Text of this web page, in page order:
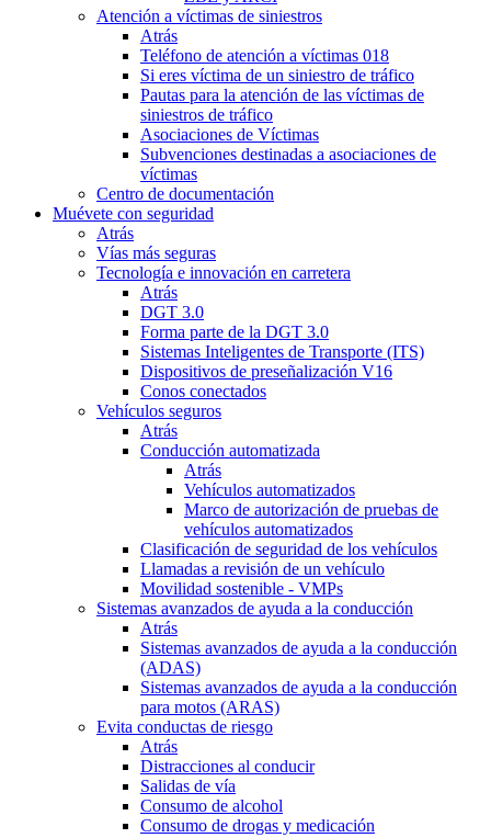
Atención a víctimas de siniestros
Atrás
Teléfono de atención a víctimas 018
Si eres víctima de un siniestro de tráfico
Pautas para la atención de las víctimas de
siniestros de tráfico
Asociaciones de Víctimas
Subvenciones destinadas a asociaciones de
víctimas
Centro de documentación
Muévete con seguridad
Atrás
Vías más seguras
Tecnología e innovación en carretera
Atrás
DGT 3.0
Forma parte de la DGT 3.0
Sistemas Inteligentes de Transporte (ITS)
Dispositivos de preseñalización V16
Conos conectados
Vehículos seguros
Atrás
Conducción automatizada
Atrás
Vehículos automatizados
Marco de autorización de pruebas de
vehículos automatizados
Clasificación de seguridad de los vehículos
Llamadas a revisión de un vehículo
Movilidad sostenible - VMPs
Sistemas avanzados de ayuda a la conducción
Atrás
Sistemas avanzados de ayuda a la conducción
(ADAS)
Sistemas avanzados de ayuda a la conducción
para motos (ARAS)
Evita conductas de riesgo
Atrás
Distracciones al conducir
Salidas de vía
Consumo de alcohol
Consumo de drogas y medicación